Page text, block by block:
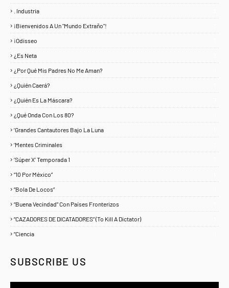
. Industria
¡Bienvenidos A Un "Mundo Extraño"!
¡Odisseo
¿Es Neta
¿Por Qué Mis Padres No Me Aman?
¿Quién Caerá?
¿Quién Es La Máscara?
¿Qué Onda Con Los 80?
‘Grandes Cantautores Bajo La Luna
‘Mentes Criminales
‘Súper X’ Temporada 1
“10 Por México”
“Bola De Locos”
“Buena Vecindad” Con Países Fronterizos
“CAZADORES DE DICATADORES” (To Kill A Dictator)
“Ciencia
SUBSCRIBE US